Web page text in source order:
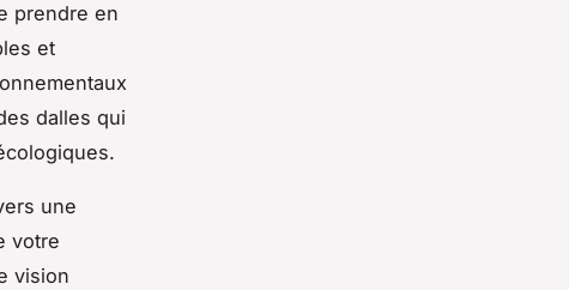
prendre en
et
dalles qui
une
votre
vision